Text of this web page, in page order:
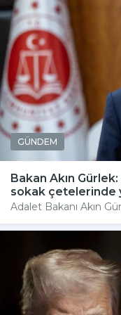
GÜNDEM
Bakan Akın
sokak çetelerinde
Adalet Bakanı Akın